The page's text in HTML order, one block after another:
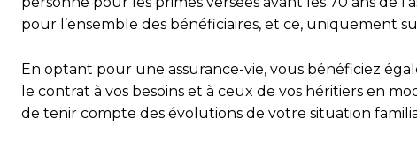
pour l’ensemble des bénéficiaires, et ce, uniquement
En optant pour une assurance-vie, vous bénéficiez
le contrat à vos besoins et à ceux de vos héritiers en
de tenir compte des évolutions de votre situation